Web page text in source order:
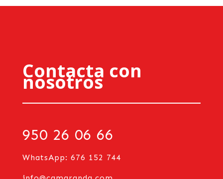
Contacta con
nosotros
950 26 06 66
WhatsApp: 676 152 744